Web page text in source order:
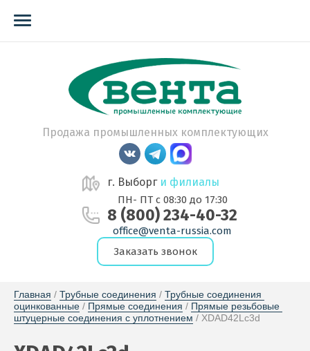
Продажа промышленных комплектующих
г. Выборг и филиалы
ПН- ПТ с 08:30 до 17:30
8 (800) 234-40-32
office@venta-russia.com
Заказать звонок
Главная / Трубные соединения / Трубные соединения
оцинкованные / Прямые соединения / Прямые резьбовые
штуцерные соединения с уплотнением / XDAD42Lc3d